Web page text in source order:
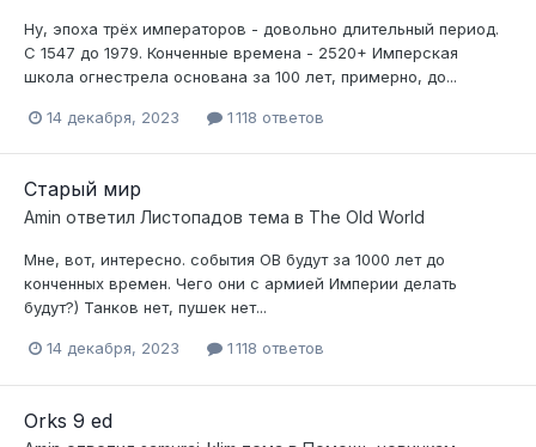
Ну, эпоха трёх императоров - довольно длительный период.
С 1547 до 1979. Конченные времена - 2520+ Имперская
школа огнестрела основана за 100 лет, примерно, до...
14 декабря, 2023 1 118 ответов
Старый мир
Amin ответил Листопадов тема в The Old World
Мне, вот, интересно. события ОВ будут за 1000 лет до
конченных времен. Чего они с армией Империи делать
будут?) Танков нет, пушек нет...
14 декабря, 2023 1 118 ответов
Orks 9 ed